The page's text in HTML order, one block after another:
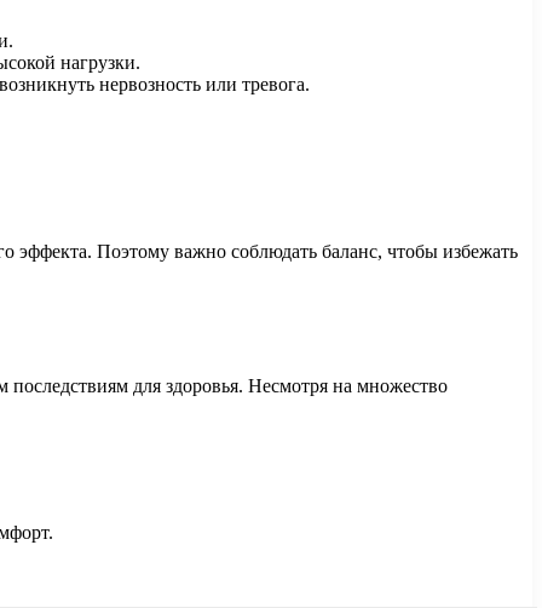
нагрузки.
нервозность или тревога.
эффекта. Поэтому важно соблюдать баланс, чтобы избежать
для здоровья. Несмотря на множество